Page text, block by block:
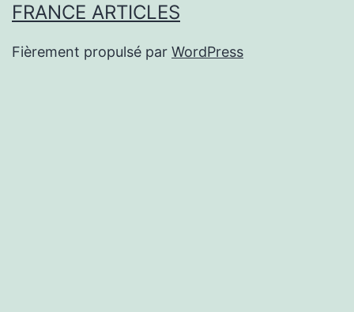
FRANCE ARTICLES
Fièrement propulsé par WordPress